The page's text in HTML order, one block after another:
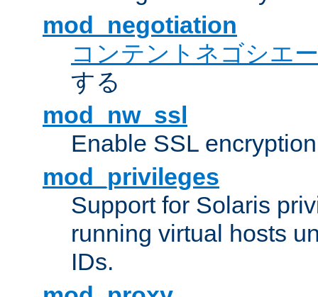
mod_negotiation
コンテントネゴシエ
する
mod_nw_ssl
Enable SSL
mod_privileges
Support for Solaris
running virtual hosts
IDs.